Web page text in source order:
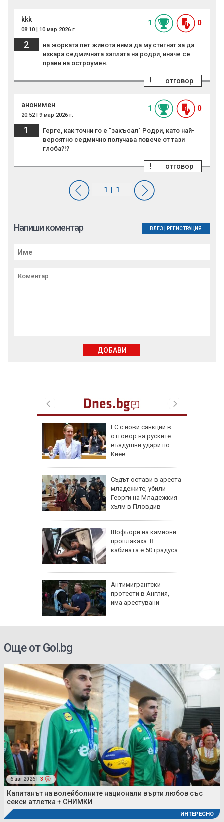
ЕС с нови санкции в
отговор на руските
въздушни удари по
Киев
Съдът остави в ареста
младежите, убили
Георги на Младежкия
хълм в Пловдив
Шофьори на камиони
проплакаха: В
кабината е 50 градуса
Антимигрантски
протести в Англия,
има арестувани
kkk
08:10 | 10 мар 2026 г.
1 0
2
на жорката пет живота няма да му стигнат за да
изкара седмичната заплата на родри, иначе се
прави на остроумен.
отговор
!
анонимен
20:52 | 9 мар 2026 г.
1 0
1
Герге, как точни го е "закъсал" Родри, като най-
вероятно седмично получава повече от тази
глоба?!?
отговор
!
Напиши коментар ВЛЕЗ РЕГИСТРАЦИЯ
ДОБАВИ
Още от Gol.bg
6 авг 2026 | 3
Капитанът на волейболните национали върти любов със
секси атлетка + СНИМКИ
ИНТЕРЕСНО